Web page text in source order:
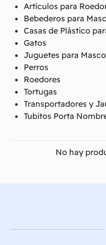
Artículos para
Bebederos para
Casas de Plástico
Gatos
Juguetes para
Perros
Roedores
Tortugas
Transportadores y
Tubitos Porta
No hay